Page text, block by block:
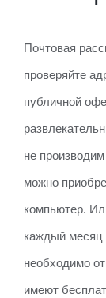
Почтовая
проверяйте
публичной
не
можно
компьютер.
каждый месяц
необходимо
имеют